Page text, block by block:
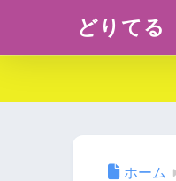
どりてる
ホーム